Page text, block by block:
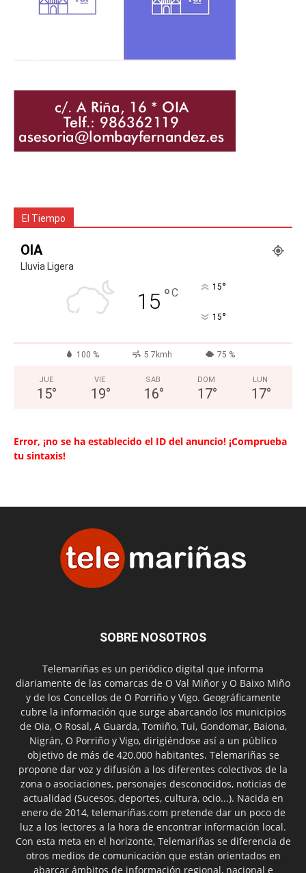
El Tiempo
OIA
Lluvia Ligera
15 °C 15°
15°
100 % 5.7kmh 75 %
JUE
15°
VIE
19°
SAB
16°
DOM
17°
LUN
17°
Error, ¡no se ha establecido el ID del anuncio! ¡Comprueba
tu sintaxis!
SOBRE NOSOTROS
Telemariñas es un periódico digital que informa
diariamente de las comarcas de O Val Miñor y O Baixo Miño
y de los Concellos de O Porriño y Vigo. Geográficamente
cubre la información que surge abarcando los municipios
de Oia, O Rosal, A Guarda, Tomiño, Tui, Gondomar, Baiona,
Nigrán, O Porriño y Vigo, dirigiéndose así a un público
objetivo de más de 420.000 habitantes. Telemariñas se
propone dar voz y difusión a los diferentes colectivos de la
zona o asociaciones, personajes desconocidos, noticias de
actualidad (Sucesos, deportes, cultura, ocio...). Nacida en
enero de 2014, telemariñas.com pretende dar un poco de
luz a los lectores a la hora de encontrar información local.
Con esta meta en el horizonte, Telemariñas se diferencia de
otros medios de comunicación que están orientados en
abarcar ámbitos de información regional, nacional e